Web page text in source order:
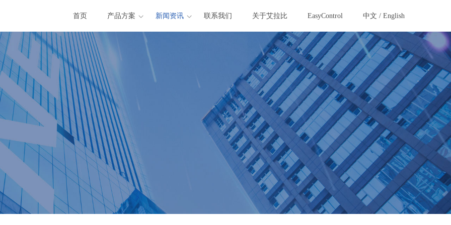
首页 产品方案 新闻资讯 联系我们 关于艾拉比 EasyControl 中文 / English